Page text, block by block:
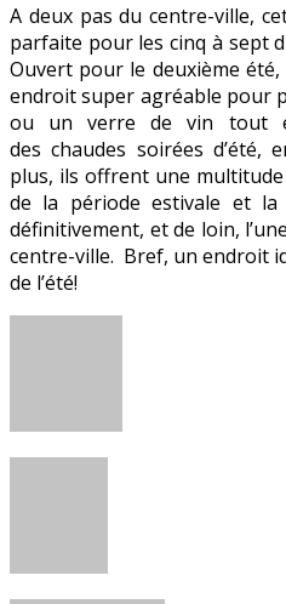
A deux pas du centre-ville,
parfaite pour les cinq à sept
Ouvert pour le deuxième été,
endroit super agréable pour
ou un verre de vin tout
des chaudes soirées d’été,
plus, ils offrent une
de la période estivale et
définitivement, et de loin,
centre-ville. Bref, un endroit
de l’été!